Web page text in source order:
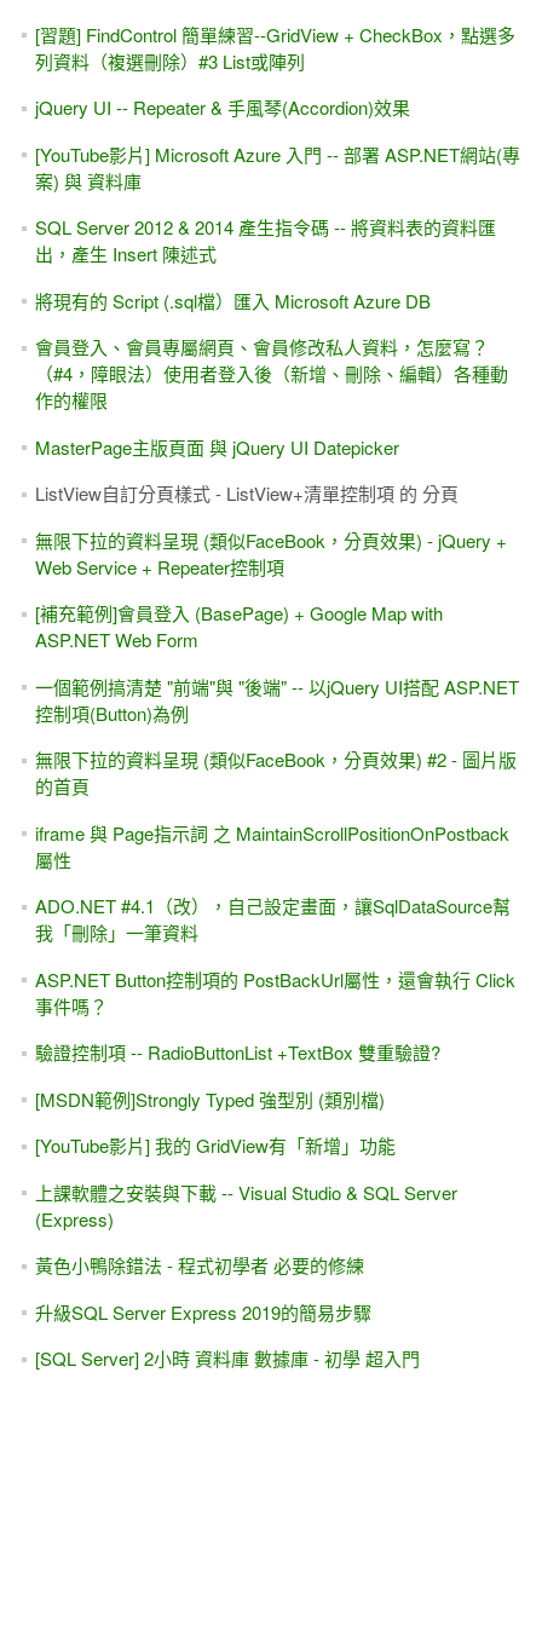
[習題] FindControl 簡單練習--GridView + CheckBox，點選多
列資料（複選刪除）#3 List或陣列
jQuery UI -- Repeater & 手風琴(Accordion)效果
[YouTube影片] Microsoft Azure 入門 -- 部署 ASP.NET網站(專
案) 與 資料庫
SQL Server 2012 & 2014 產生指令碼 -- 將資料表的資料匯
出，產生 Insert 陳述式
將現有的 Script (.sql檔）匯入 Microsoft Azure DB
會員登入、會員專屬網頁、會員修改私人資料，怎麼寫？
（#4，障眼法）使用者登入後（新增、刪除、編輯）各種動
作的權限
MasterPage主版頁面 與 jQuery UI Datepicker
ListView自訂分頁樣式 - ListView+清單控制項 的 分頁
無限下拉的資料呈現 (類似FaceBook，分頁效果) - jQuery +
Web Service + Repeater控制項
[補充範例]會員登入 (BasePage) + Google Map with
ASP.NET Web Form
一個範例搞清楚 "前端"與 "後端" -- 以jQuery UI搭配 ASP.NET
控制項(Button)為例
無限下拉的資料呈現 (類似FaceBook，分頁效果) #2 - 圖片版
的首頁
iframe 與 Page指示詞 之 MaintainScrollPositionOnPostback
屬性
ADO.NET #4.1（改），自己設定畫面，讓SqlDataSource幫
我「刪除」一筆資料
ASP.NET Button控制項的 PostBackUrl屬性，還會執行 Click
事件嗎？
驗證控制項 -- RadioButtonList +TextBox 雙重驗證?
[MSDN範例]Strongly Typed 強型別 (類別檔)
[YouTube影片] 我的 GridView有「新增」功能
上課軟體之安裝與下載 -- Visual Studio & SQL Server
(Express)
黃色小鴨除錯法 - 程式初學者 必要的修練
升級SQL Server Express 2019的簡易步驟
[SQL Server] 2小時 資料庫 數據庫 - 初學 超入門